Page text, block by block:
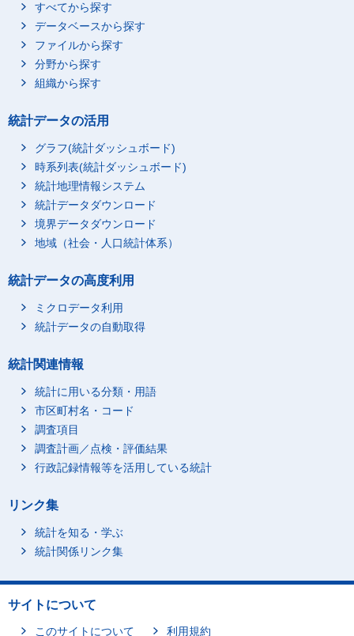
すべてから探す
データベースから探す
ファイルから探す
分野から探す
組織から探す
統計データの活用
グラフ(統計ダッシュボード)
時系列表(統計ダッシュボード)
統計地理情報システム
統計データダウンロード
境界データダウンロード
地域（社会・人口統計体系）
統計データの高度利用
ミクロデータ利用
統計データの自動取得
統計関連情報
統計に用いる分類・用語
市区町村名・コード
調査項目
調査計画／点検・評価結果
行政記録情報等を活用している統計
リンク集
統計を知る・学ぶ
統計関係リンク集
サイトについて
このサイトについて 利用規約